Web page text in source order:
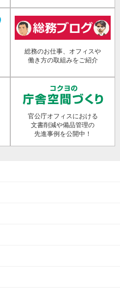
総務のお仕事、オフィスや
働き方の取組みをご紹介
官公庁オフィスにおける
文書削減や備品管理の
先進事例を公開中！